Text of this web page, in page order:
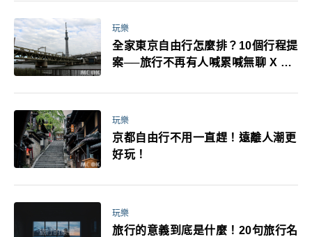
萬！注意事項一次看！
玩樂
全家東京自由行怎麼排？10個行程提
案──旅行不再有人喊累喊無聊 X 爸
玩樂
京都自由行不用一直趕！遠離人潮更
好玩！
玩樂
旅行的意義到底是什麼！20句旅行名